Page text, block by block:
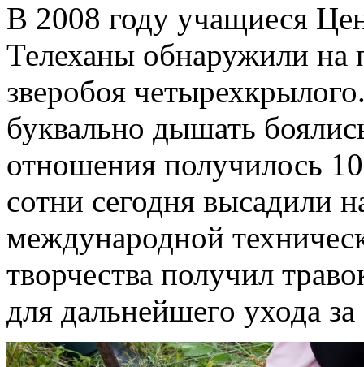
В 2008 году учащиеся
Телеханы обнаружили на
зверобоя
буквально дышать
отношения получилось
сотни сегодня высадили
международной
творчества получил
для дальнейшего ухода